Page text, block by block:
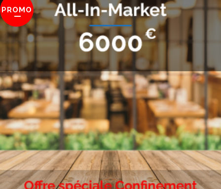
PROMO